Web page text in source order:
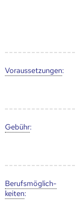
Voraus­setzungen:
Gebühr:
Berufs­möglich­
keiten: